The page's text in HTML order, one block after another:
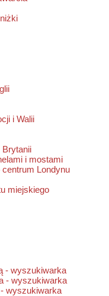
i Walii
Brytanii
i mostami
centrum Londynu
miejskiego
- wyszukiwarka
- wyszukiwarka
wyszukiwarka